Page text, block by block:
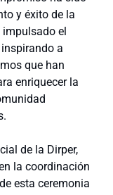
y éxito de la
impulsado el
a
que han
enriquecer la
de la Dirper,
la coordinación
esta ceremonia